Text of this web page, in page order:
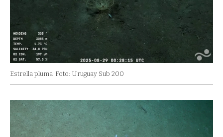
Estrella pluma Foto: Uruguay Sub 200